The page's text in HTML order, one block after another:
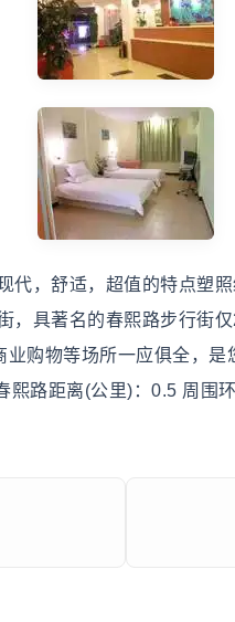
，舒适，超值的特点塑
，具著名的春熙路步行街
购物等场所一应俱全，
熙路距离(公里)：0.5 周